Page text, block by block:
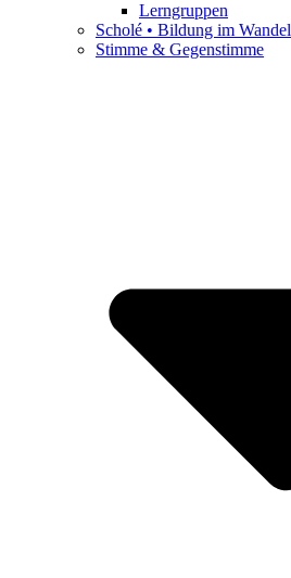
Lerngruppen
Scholé • Bildung im Wandel
Stimme & Gegenstimme